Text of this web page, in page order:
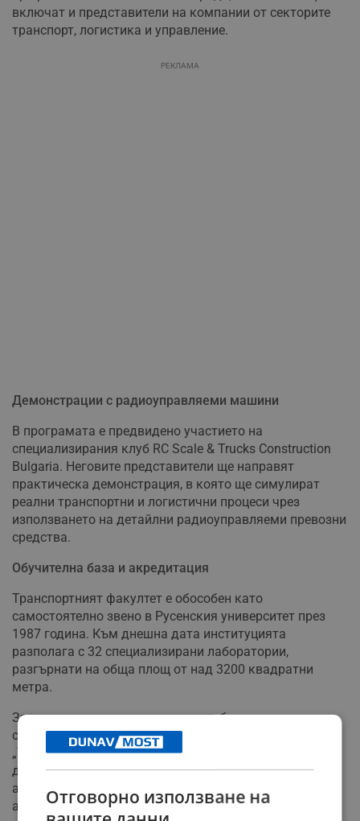
включат и представители на компании от секторите
транспорт, логистика и управление.
РЕКЛАМА
Демонстрации с радиоуправляеми машини
В програмата е предвидено участието на
специализирания клуб RC Scale & Trucks Construction
Bulgaria. Неговите представители ще направят
практическа демонстрация, в която ще симулират
реални транспортни и логистични процеси чрез
използването на детайлни радиоуправляеми превозни
средства.
Обучителна база и акредитация
Транспортният факултет е обособен като
самостоятелно звено в Русенския университет през
1987 година. Към днешна дата институцията
разполага с 32 специализирани лаборатории,
разгърнати на обща площ от над 3200 квадратни
метра.
Звеното подготвя кадри чрез две бакалавърски
специалности – „Транспортна техника и технологии“ и
„Технология и управление на транспорта“. В
допълнение, факултетът, чиито програми са
акредитирани от Националната агенция за оценка и
акредитация, предлага шест магистърски и пет
Отговорно използване на